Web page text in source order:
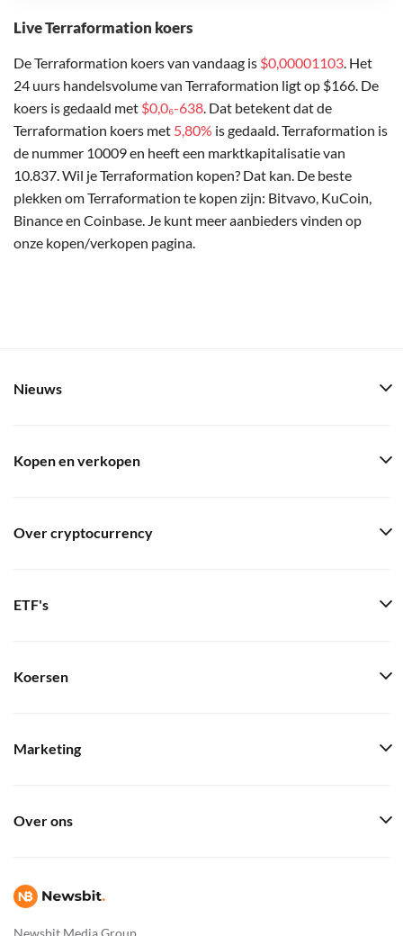
Live Terraformation koers
De Terraformation koers van vandaag is $0,00001103. Het
24 uurs handelsvolume van Terraformation ligt op $166. De
koers is gedaald met $0,0₆-638. Dat betekent dat de
Terraformation koers met 5,80% is gedaald. Terraformation is
de nummer 10009 en heeft een marktkapitalisatie van
10.837. Wil je Terraformation kopen? Dat kan. De beste
plekken om Terraformation te kopen zijn: Bitvavo, KuCoin,
Binance en Coinbase. Je kunt meer aanbieders vinden op
onze kopen/verkopen pagina.
Newsbit Media Group
Nieuws
Kopen en verkopen
Over cryptocurrency
ETF's
Koersen
Marketing
Over ons